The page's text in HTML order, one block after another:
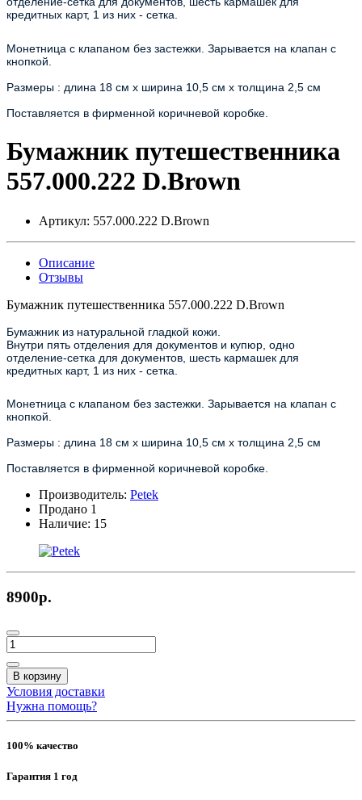
кредитных карт, 1 из них - сетка.
Монетница с клапаном без застежки. Зарывается на клапан с
кнопкой.
Размеры : длина 18 см х ширина 10,5 см х толщина 2,5 см
Поставляется в фирменной коричневой коробке.
Бумажник путешественника
557.000.222 D.Brown
Артикул: 557.000.222 D.Brown
Описание
Отзывы
Бумажник путешественника 557.000.222 D.Brown
Бумажник из натуральной гладкой кожи.
Внутри пять отделения для документов и купюр, одно
отделение-сетка для документов, шесть кармашек для
кредитных карт, 1 из них - сетка.
Монетница с клапаном без застежки. Зарывается на клапан с
кнопкой.
Размеры : длина 18 см х ширина 10,5 см х толщина 2,5 см
Поставляется в фирменной коричневой коробке.
Производитель: Petek
Продано 1
Наличие: 15
8900р.
В корзину
Условия доставки
Нужна помощь?
100% качество
Гарантия 1 год